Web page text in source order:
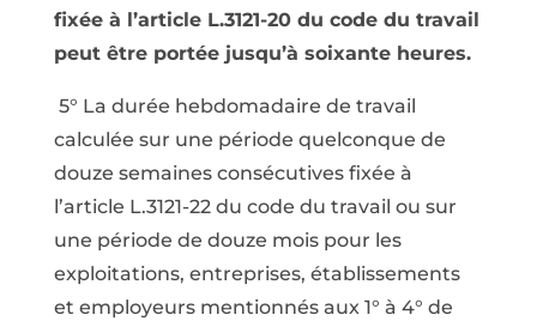
fixée à l’article L.3121-20 du code du travail
peut être portée jusqu’à soixante heures.
5° La durée hebdomadaire de travail
calculée sur une période quelconque de
douze semaines consécutives fixée à
l’article L.3121-22 du code du travail ou sur
une période de douze mois pour les
exploitations, entreprises, établissements
et employeurs mentionnés aux 1° à 4° de